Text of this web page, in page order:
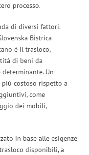
processo.
di diversi fattori.
Bistrica
è il trasloco,
di beni da
Un
costoso rispetto a
come
dei mobili,
in base alle esigenze
disponibili, a